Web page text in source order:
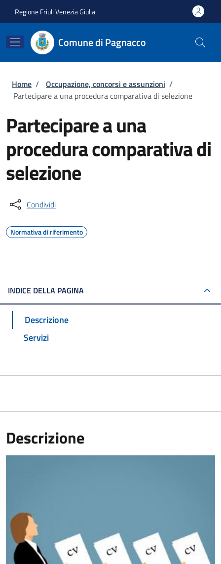
Regione Friuli Venezia Giulia
Comune di Pagnacco
Briciole di pane
Home / Occupazione, concorsi e assunzioni /
Partecipare a una procedura comparativa di selezione
Partecipare a una
procedura comparativa di
selezione
Condividi
Normativa di riferimento
INDICE DELLA PAGINA
Descrizione
Servizi
Descrizione